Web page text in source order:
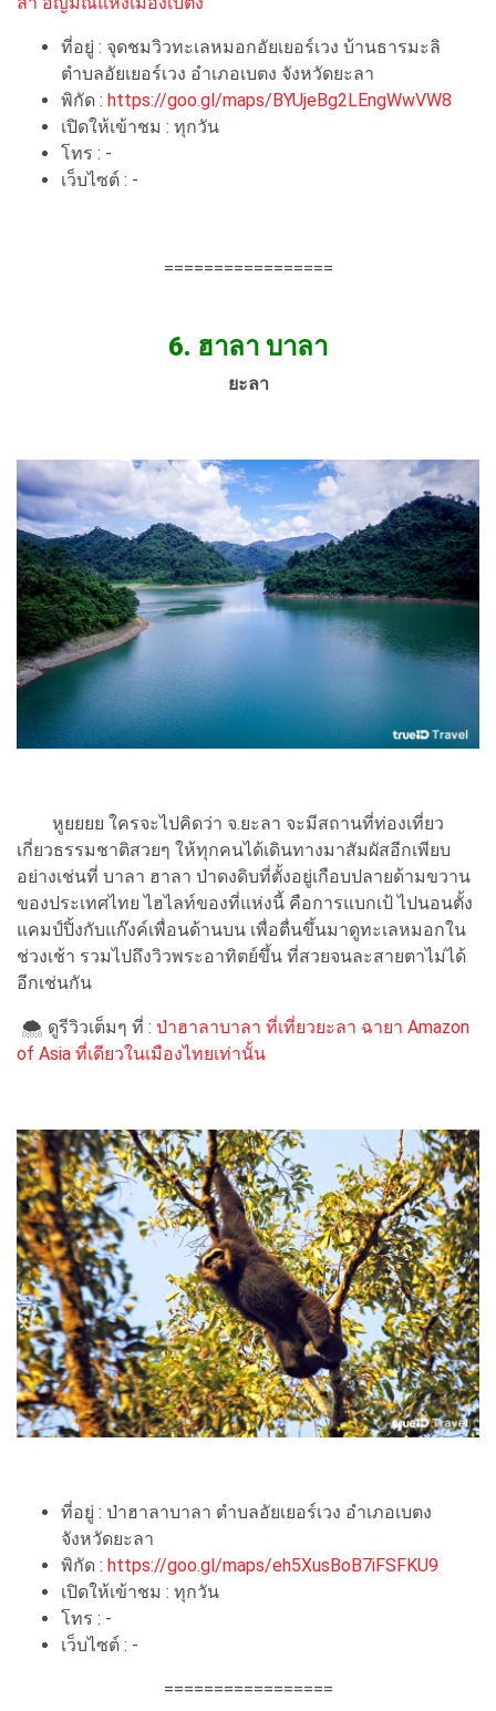
ที่อยู่ : จุดชมวิวทะเลหมอกอัยเยอร์เวง บ้านธารมะลิ
ตำบลอัยเยอร์เวง อำเภอเบตง จังหวัดยะลา
พิกัด : https://goo.gl/maps/BYUjeBg2LEngWwVW8
เปิดให้เข้าชม : ทุกวัน
โทร : -
เว็บไซต์ : -
=================
6. ฮาลา บาลา
ยะลา
หูยยยย ใครจะไปคิดว่า จ.ยะลา จะมีสถานที่ท่องเที่ยว
เกี่ยวธรรมชาติสวยๆ ให้ทุกคนได้เดินทางมาสัมผัสอีกเพียบ
อย่างเช่นที่ บาลา ฮาลา ป่าดงดิบที่ตั้งอยู่เกือบปลายด้ามขวาน
ของประเทศไทย ไฮไลท์ของที่แห่งนี้ คือการแบกเป้ ไปนอนตั้ง
แคมป์ปิ้งกับแก๊งค์เพื่อนด้านบน เพื่อตื่นขึ้นมาดูทะเลหมอกใน
ช่วงเช้า รวมไปถึงวิวพระอาทิตย์ขึ้น ที่สวยจนละสายตาไม่ได้
อีกเช่นกัน
🌨 ดูรีวิวเต็มๆ ที่ : ป่าฮาลาบาลา ที่เที่ยวยะลา ฉายา Amazon
of Asia ที่เดียวในเมืองไทยเท่านั้น
ที่อยู่ : ป่าฮาลาบาลา ตำบลอัยเยอร์เวง อำเภอเบตง
จังหวัดยะลา
พิกัด : https://goo.gl/maps/eh5XusBoB7iFSFKU9
เปิดให้เข้าชม : ทุกวัน
โทร : -
เว็บไซต์ : -
=================